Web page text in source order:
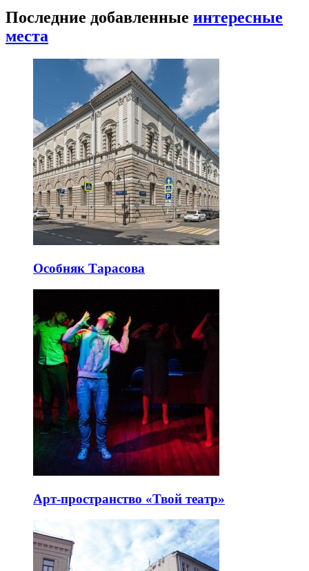
Последние добавленные интересные
места
Особняк Тарасова
Арт-пространство «Твой театр»